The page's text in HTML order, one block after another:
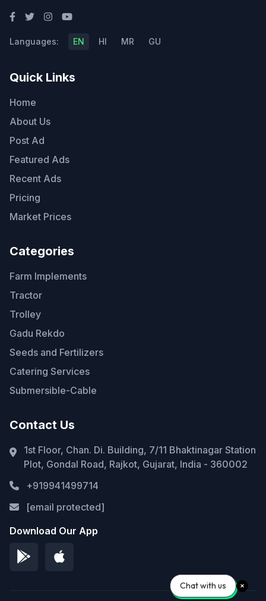
Languages: EN HI MR GU
Quick Links
Home
About Us
Post Ad
Featured Ads
Recent Ads
Pricing
Market Prices
Categories
Farm Implements
Tractor
Trolley
Gadu Rekdo
Seeds and Fertilizers
Catering Services
Submersible-Cable
Contact Us
1st Floor, Chan. Di. Building, 7/11 Bhaktinagar Station
Plot, Gondal Road, Rajkot, Gujarat, India - 360002
+919941499714
[email protected]
Download Our App
Chat with us